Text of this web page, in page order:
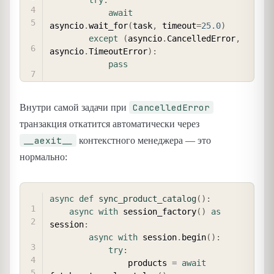
await
asyncio.wait_for(task, timeout=25.0)
except
(asyncio. CancelledError,
asyncio.TimeoutError) :
pass
Внутри самой задачи при CancelledError
транзакция откатится автоматически через
__aexit__
контекстного менеджера — это
нормально:
async def sync_product_catalog( ) :
async with session_factory( )
as
session:
async with session. begin( ) :
try:
                products
= await